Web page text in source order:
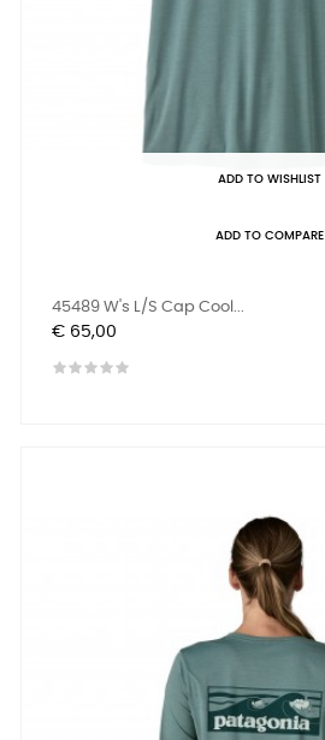
ADD TO WISHLIST
ADD TO COMPARE
45489 W's L/S Cap Cool...
Prijs
€ 65,00